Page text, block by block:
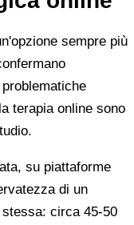
sempre più
terapia online sono
su piattaforme
di un
circa 45-50